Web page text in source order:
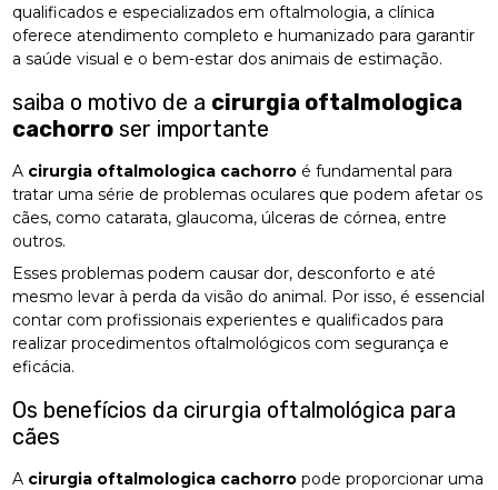
qualificados e especializados em oftalmologia, a clínica
oferece atendimento completo e humanizado para garantir
a saúde visual e o bem-estar dos animais de estimação.
saiba o motivo de a cirurgia oftalmologica
cachorro ser importante
A cirurgia oftalmologica cachorro é fundamental para
tratar uma série de problemas oculares que podem afetar os
cães, como catarata, glaucoma, úlceras de córnea, entre
outros.
Esses problemas podem causar dor, desconforto e até
mesmo levar à perda da visão do animal. Por isso, é essencial
contar com profissionais experientes e qualificados para
realizar procedimentos oftalmológicos com segurança e
eficácia.
Os benefícios da cirurgia oftalmológica para
cães
A cirurgia oftalmologica cachorro pode proporcionar uma